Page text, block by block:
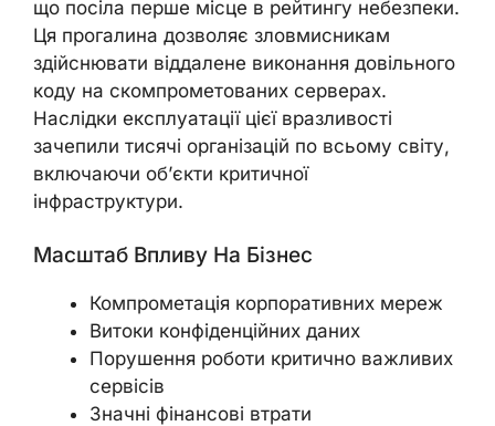
що посіла перше місце в рейтингу небезпеки.
Ця прогалина дозволяє зловмисникам
здійснювати віддалене виконання довільного
коду на скомпрометованих серверах.
Наслідки експлуатації цієї вразливості
зачепили тисячі організацій по всьому світу,
включаючи об’єкти критичної
інфраструктури.
Масштаб Впливу На Бізнес
Компрометація корпоративних мереж
Витоки конфіденційних даних
Порушення роботи критично важливих
сервісів
Значні фінансові втрати